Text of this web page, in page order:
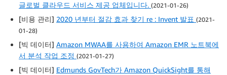
글로벌 클라우드 서비스 제공 업체입니다. (2021-01-26)
[비용 관리] 2020 년부터 절감 효과 찾기 re : Invent 발표 (2021-
01-28)
[빅 데이터] Amazon MWAA를 사용하여 Amazon EMR 노트북에
서 분석 작업 조정 (2021-01-27)
[빅 데이터] Edmunds GovTech가 Amazon QuickSight를 통해